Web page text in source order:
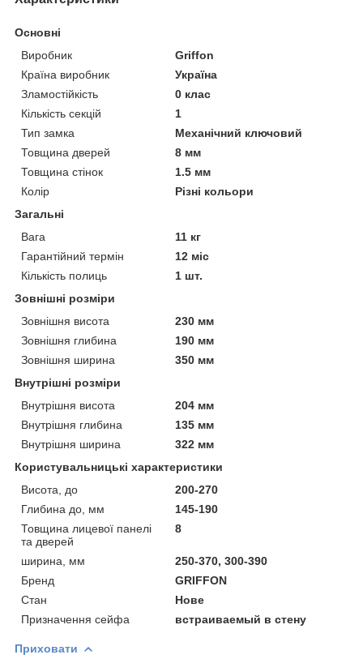
Основні
Виробник
Griffon
Країна виробник
Україна
Зламостійкість
0 клас
Кількість секцій
1
Тип замка
Механічний ключовий
Товщина дверей
8 мм
Товщина стінок
1.5 мм
Колір
Різні кольори
Загальні
Вага
11 кг
Гарантійний термін
12 міс
Кількість полиць
1 шт.
Зовнішні розміри
Зовнішня висота
230 мм
Зовнішня глибина
190 мм
Зовнішня ширина
350 мм
Внутрішні розміри
Внутрішня висота
204 мм
Внутрішня глибина
135 мм
Внутрішня ширина
322 мм
Користувальницькі характеристики
Висота, до
200-270
Глибина до, мм
145-190
Товщина лицевої панелі
та дверей
8
ширина, мм
250-370, 300-390
Бренд
GRIFFON
Стан
Нове
Призначення сейфа
встраиваемый в стену
Приховати